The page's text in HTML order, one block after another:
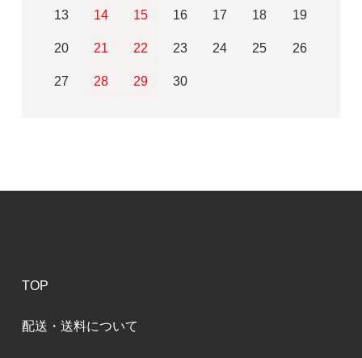
13 14 15 16 17 18 19
20 21 22 23 24 25 26
27 28 29 30
TOP
配送・送料について